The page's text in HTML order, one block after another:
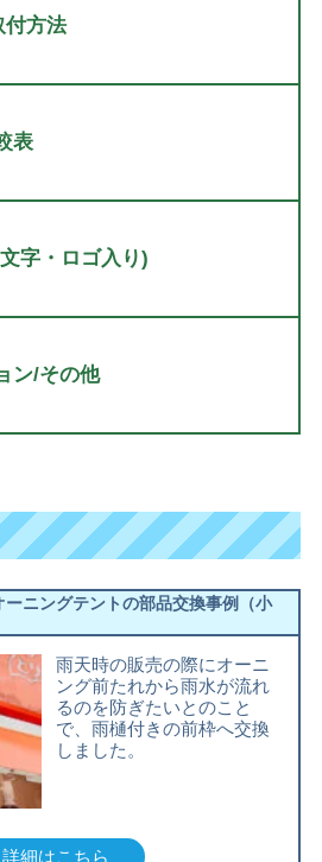
付方法
表
字・ロゴ入り)
ン/その他
ニングテントの部品交換事例（小
雨天時の販売の際にオーニ
ング前たれから雨水が流れ
るのを防ぎたいとのこと
で、雨樋付きの前枠へ交換
しました。
詳細はこちら